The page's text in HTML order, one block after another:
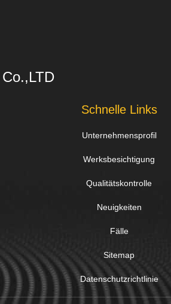
Schnelle Links
Unternehmensprofil
Werksbesichtigung
Qualitätskontrolle
Neuigkeiten
Fälle
Sitemap
Datenschutzrichtlinie